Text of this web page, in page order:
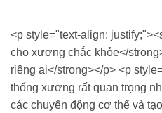
<p style="text-align:
cho xương chắc khỏe</
riêng ai</strong></p> <p
thống xương rất quan trọng
các chuyển động cơ thể và